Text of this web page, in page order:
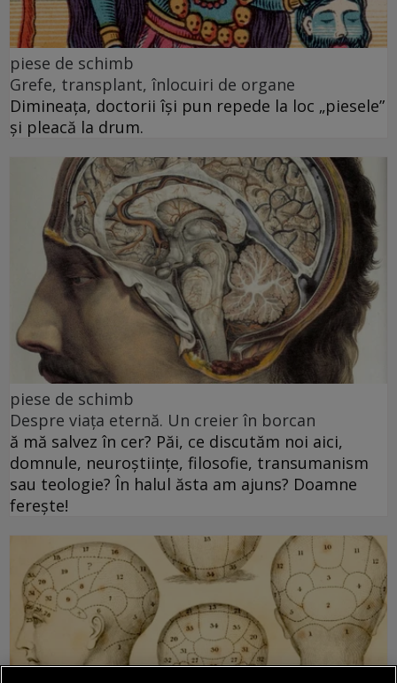
piese de schimb
Grefe, transplant, înlocuiri de organe
Dimineața, doctorii își pun repede la loc „piesele”
și pleacă la drum.
piese de schimb
Despre viața eternă. Un creier în borcan
ă mă salvez în cer? Păi, ce discutăm noi aici,
domnule, neuroștiințe, filosofie, transumanism
sau teologie? În halul ăsta am ajuns? Doamne
ferește!